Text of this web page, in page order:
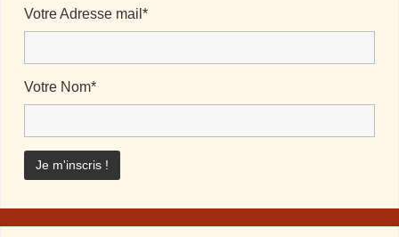
Votre Adresse mail*
Votre Nom*